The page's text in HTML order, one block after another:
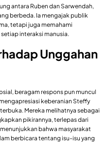
antara Ruben dan Sarwendah,
berbeda. Ia mengajak publik
tetapi juga memahami
interaksi manusia.
Unggahan
beragam respons pun muncul
keberanian Steffy
Mereka melihatnya sebagai
pikirannya, terlepas dari
bahwa masyarakat
berbicara tentang isu-isu yang